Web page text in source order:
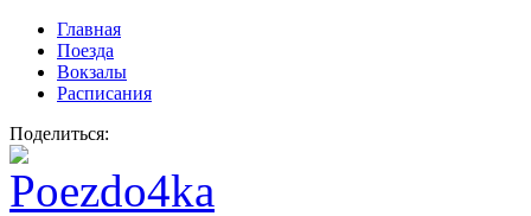
Главная
Поезда
Вокзалы
Расписания
Поделиться: